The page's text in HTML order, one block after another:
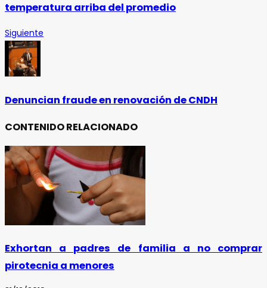
temperatura arriba del promedio
Siguiente
Denuncian fraude en renovación de CNDH
CONTENIDO RELACIONADO
Exhortan a padres de familia a no comprar
pirotecnia a menores